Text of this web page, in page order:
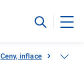
Ceny, inflace Ceny